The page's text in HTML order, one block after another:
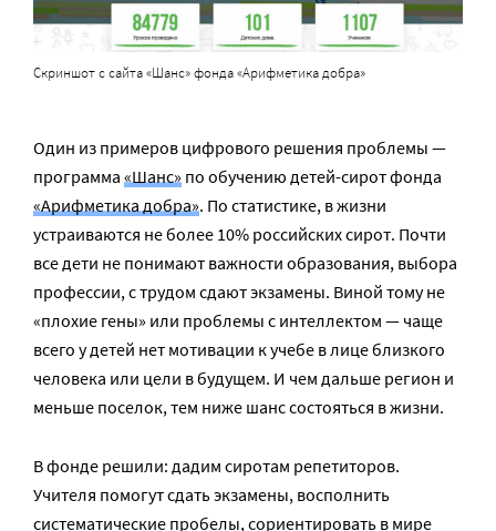
Скриншот с сайта «Шанс» фонда «Арифметика добра»
Один из примеров цифрового решения проблемы —
программа «Шанс» по обучению детей-сирот фонда
«Арифметика добра». По статистике, в жизни
устраиваются не более 10% российских сирот. Почти
все дети не понимают важности образования, выбора
профессии, с трудом сдают экзамены. Виной тому не
«плохие гены» или проблемы с интеллектом — чаще
всего у детей нет мотивации к учебе в лице близкого
человека или цели в будущем. И чем дальше регион и
меньше поселок, тем ниже шанс состояться в жизни.
В фонде решили: дадим сиротам репетиторов.
Учителя помогут сдать экзамены, восполнить
систематические пробелы, сориентировать в мире